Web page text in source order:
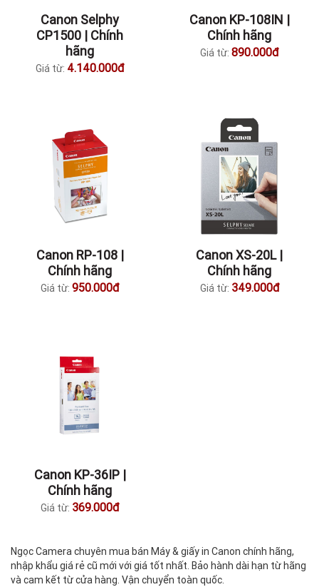
Canon Selphy
CP1500 | Chính
hãng
Giá từ: 4.140.000đ
Canon KP-108IN |
Chính hãng
Giá từ: 890.000đ
Canon RP-108 |
Chính hãng
Giá từ: 950.000đ
Canon XS-20L |
Chính hãng
Giá từ: 349.000đ
Canon KP-36IP |
Chính hãng
Giá từ: 369.000đ
Ngọc Camera chuyên mua bán Máy & giấy in Canon chính hãng,
nhập khẩu giá rẻ cũ mới với giá tốt nhất. Bảo hành dài hạn từ hãng
và cam kết từ cửa hàng. Vận chuyển toàn quốc.